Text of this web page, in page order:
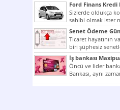
Ford Finans Kredi
Sizlerde oldukça
sahibi olmak ister
ilginizi...
Senet Ödeme
Ticaret hayatının
biri şüphesiz
çok kullanılan
İş bankası
Öncü ve lider
Bankası, aynı
Cumhuriyeti’nin